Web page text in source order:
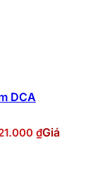
DCA
₫Giá